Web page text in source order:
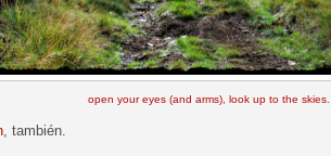
open your eyes (and arms), look up to the skies...
, también.